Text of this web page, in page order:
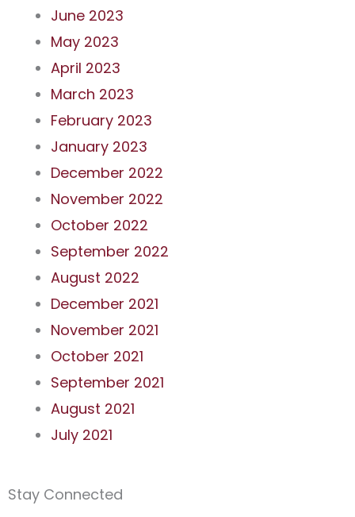
June 2023
May 2023
April 2023
March 2023
February 2023
January 2023
December 2022
November 2022
October 2022
September 2022
August 2022
December 2021
November 2021
October 2021
September 2021
August 2021
July 2021
Stay Connected